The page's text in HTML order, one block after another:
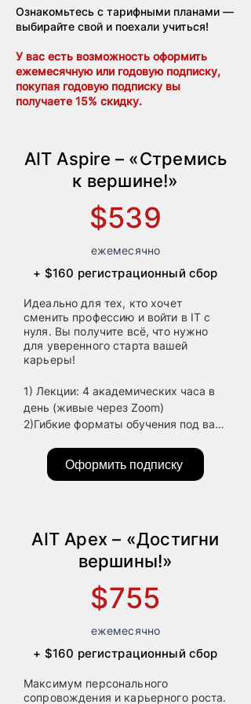
Ознакомьтесь с тарифными планами —
выбирайте свой и поехали учиться!
У вас есть возможность оформить
ежемесячную или годовую подписку,
покупая годовую подписку вы
получаете 15% скидку.
AIT Aspire – «Стремись
к вершине!»
$539
ежемесячно
+ $160 регистрационный сбор
Идеально для тех, кто хочет
сменить профессию и войти в IT с
нуля. Вы получите всё, что нужно
для уверенного старта вашей
карьеры!
1) Лекции: 4 академических часа в
день (живые через Zoom)
2)Гибкие форматы обучения под ваш
3) Групповые консультации
ежедневно (живые через Zoom)
5) Общий объем программы: 1920
академических часов
6) Краткие видео по ключевым
темам с фокусом на главное
7) Практика на реальных проектах
Германии, ЕС, Израиле
8) Учебная лицензия на IntelliJ IDEA
10) Учебная лицензия от Microsoft
Оформить подписку
AIT Apex – «Достигни
вершины!»
$755
ежемесячно
+ $160 регистрационный сбор
Максимум персонального
сопровождения и карьерного роста.